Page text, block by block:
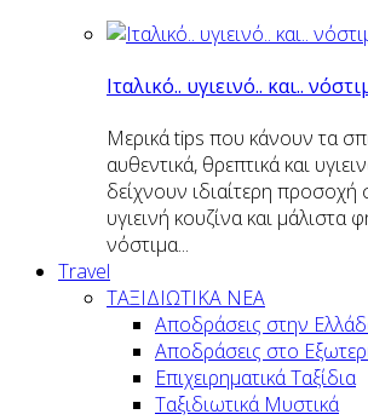
Ιταλικό.. υγιεινό.. και..
Μερικά tips που κάνουν τα
αυθεντικά, θρεπτικά και
δείχνουν ιδιαίτερη προσοχή
υγιεινή κουζίνα και μάλιστα
νόστιμα...
Travel
ΤΑΞΙΔΙΩΤΙΚΑ ΝΕΑ
Αποδράσεις στην
Αποδράσεις στο
Επιχειρηματικά Ταξίδια
Ταξιδιωτικά Μυστικά